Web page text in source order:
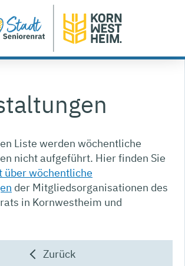
Liste werden wöchentliche
nicht aufgeführt. Hier finden Sie
über wöchentliche
der Mitgliedsorganisationen des
in Kornwestheim und
Zurück